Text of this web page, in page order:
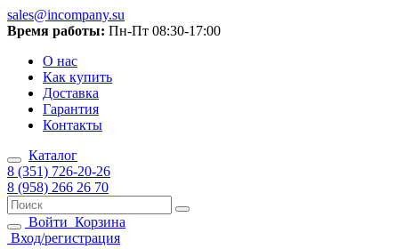
sales@incompany.su
Время работы: Пн-Пт 08:30-17:00
О нас
Как купить
Доставка
Гарантия
Контакты
Каталог
8 (351) 726-20-26
8 (958) 266 26 70
Войти Корзина
Вход/регистрация